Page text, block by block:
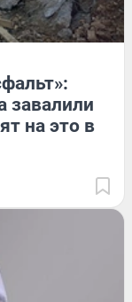
завалили
на это в